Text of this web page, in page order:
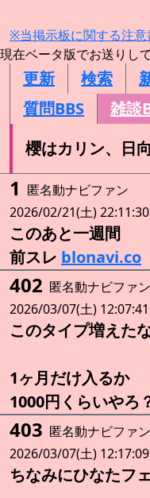
※当掲示板に関する注
現在ベータ版でお送りし
更新 検索
質問BBS
雑談
櫻はカリン、日
1 匿名動ナビファン
2026/02/21(土)
このあと一週間
前スレ blonavi.co
402 匿名動ナビファン
2026/03/07(土)
このタイプ増えた
1ヶ月だけ入るか
1000円くらいやろ
403 匿名動ナビファン
2026/03/07(土)
ちなみにひなたフ